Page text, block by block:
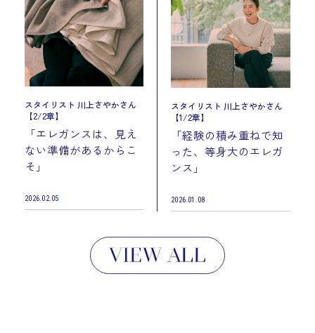
スタイリスト 川上さやかさん
【2/2章】
「エレガンスは、見え
ない準備があるからこ
そ」
2026.02.05
スタイリスト 川上さやかさん
【1/2章】
「経験の積み重ねで知
った、等身大のエレガ
ンス」
2026.01.08